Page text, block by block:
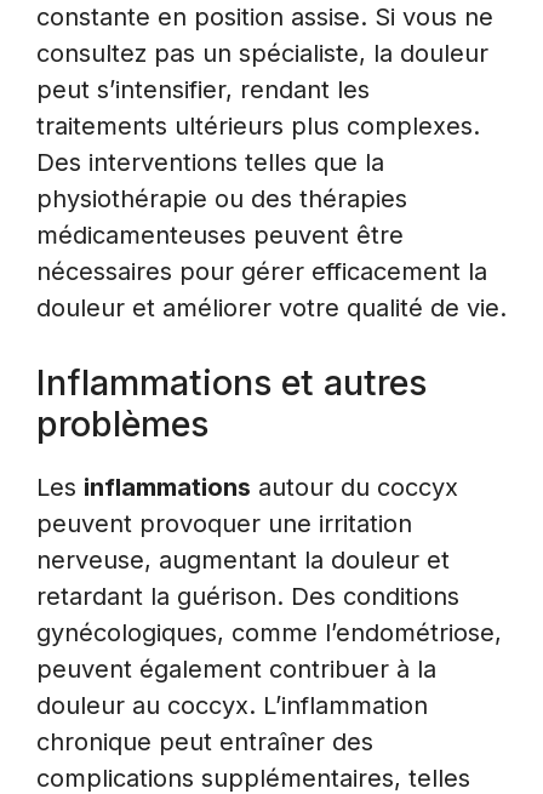
constante en position assise. Si vous ne
consultez pas un spécialiste, la douleur
peut s’intensifier, rendant les
traitements ultérieurs plus complexes.
Des interventions telles que la
physiothérapie ou des thérapies
médicamenteuses peuvent être
nécessaires pour gérer efficacement la
douleur et améliorer votre qualité de vie.
Inflammations et autres
problèmes
Les inflammations autour du coccyx
peuvent provoquer une irritation
nerveuse, augmentant la douleur et
retardant la guérison. Des conditions
gynécologiques, comme l’endométriose,
peuvent également contribuer à la
douleur au coccyx. L’inflammation
chronique peut entraîner des
complications supplémentaires, telles